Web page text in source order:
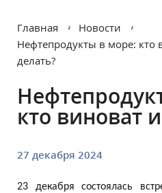
Главная
Новости
Нефтепродукты в море: кто
делать?
кто виноват
27 декабря 2024
23 декабря состоялась